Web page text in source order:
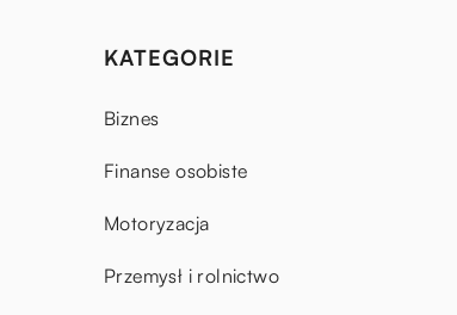
KATEGORIE
Biznes
Finanse osobiste
Motoryzacja
Przemysł i rolnictwo